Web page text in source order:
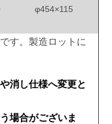
φ454×115
す。製造ロットに
消し仕様へ変更と
場合がございま